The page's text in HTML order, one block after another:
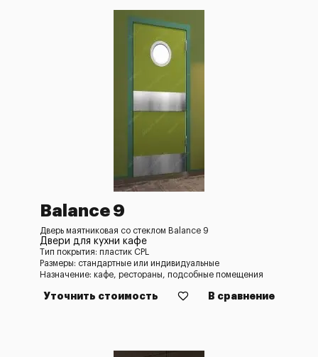
Balance 9
Дверь маятниковая со стеклом Balance 9
Двери для кухни кафе
Тип покрытия: пластик CPL
Размеры: стандартные или индивидуальные
Назначение: кафе, рестораны, подсобные помещения
Уточнить стоимость В сравнение